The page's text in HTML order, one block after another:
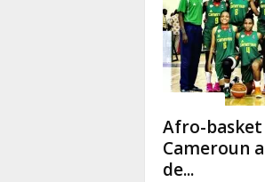
Afro-basket
Cameroun
de...